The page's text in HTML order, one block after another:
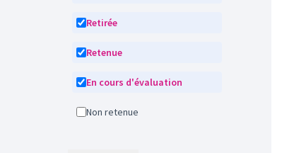
Retirée
Retenue
En cours d'évaluation
Non retenue